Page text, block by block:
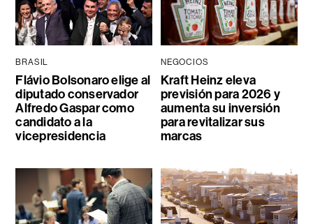
BRASIL
Flávio Bolsonaro elige al
diputado conservador
Alfredo Gaspar como
candidato a la
vicepresidencia
NEGOCIOS
Kraft Heinz eleva
previsión para 2026 y
aumenta su inversión
para revitalizar sus
marcas